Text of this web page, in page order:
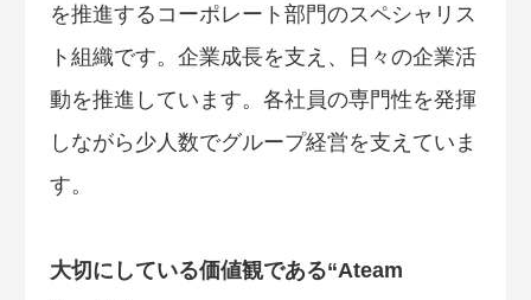
を推進するコーポレート部門のスペシャリス
ト組織です。企業成長を支え、日々の企業活
動を推進しています。各社員の専門性を発揮
しながら少人数でグループ経営を支えていま
す。
大切にしている価値観である“Ateam